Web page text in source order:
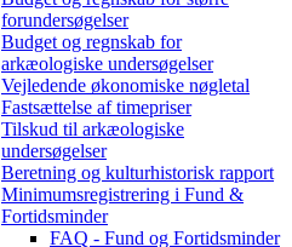
forundersøgelser
Budget og regnskab for
arkæologiske undersøgelser
Vejledende økonomiske nøgletal
Fastsættelse af timepriser
Tilskud til arkæologiske
undersøgelser
Beretning og kulturhistorisk rapport
Minimumsregistrering i Fund &
Fortidsminder
FAQ - Fund og Fortidsminder